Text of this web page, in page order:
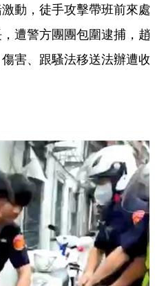
動，徒手攻擊帶班前來處
遭警方團團包圍逮捕，趙
害、跟騷法移送法辦遭收